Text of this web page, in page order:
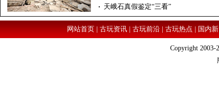
天峨石真假鉴定“三看”
网站首页|古玩资讯|古玩前沿|古玩热点|国内
Copyright 2003-